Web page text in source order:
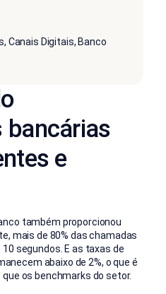
Canais Digitais, Banco
bancárias
e
também proporcionou
mais de 80% das chamadas
segundos. E as taxas de
abaixo de 2%, o que é
os benchmarks do setor.